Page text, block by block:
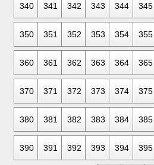
340 341 342 343 344 345
350 351 352 353 354 355
360 361 362 363 364 365
370 371 372 373 374 375
380 381 382 383 384 385
390 391 392 393 394 395